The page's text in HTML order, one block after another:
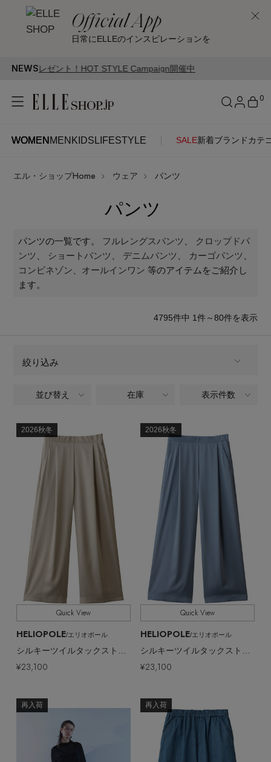
Official App
日常にELLEのインスピレーションを
NEWS
STYLE Campaign開催中
WOMEN MEN KIDS LIFESTYLE SALE新着ブランド カテ
0
WOMENMENKIDSLIFESTYLE
再入荷アイテム
ブランド
最旬！トレンドワード
【予約】新作ウェアをチェック
【Tシャツ】デイリーに活躍
【日傘】完全遮光・軽量傘
【サンダル】ビーサンの季節！
【リネン】涼しい夏素材
【CFCL】注目のPOP-UP
【レース】上品な透け感
【限定】ここでしか買えないアイテム
アイテム一覧
SALE
CATEGORY
すべてのウェア
パンツ
シューズ
すべてのシューズ
パンプス
スニーカー
バッグ・財布
すべてのバッグ・財布
カゴバッグ
ショルダーバッグ
ファッション小物
すべてのファッション小物
ストール・マフラー・ケープ
アクセサリー
すべてのアクセサリー
ランジェリー
新規会員登録
いち早くお届けします。
ご利用ガイド
カスタマーサポート
エル・ショップについて
お知らせ
よくあるご質問
エル・ショップHome ウェア パンツ
パンツ
パンツの一覧です。 フルレングスパンツ
クロップドパ
ンツ
ショートパンツ デニムパンツ カーゴパンツ
コンビネゾン、オールインワン 等のアイテムをご紹介し
ます。
4795件中 1件～80件を表示
絞り込み
商品タイプ ALL
BRAND 全てのブランド
CATEGORY ウェア,パンツ
全てのカラー
PATTERN 全てのパターン
全てのサイズ
販売状況 すべて
価格 全ての価格
並び替え 在庫 表示件数
2026秋冬
Quick View
HELIOPOLE/エリオポール
シルキーツイルタックストレートパンツ
¥23,100
2026秋冬
Quick View
HELIOPOLE/エリオポール
シルキーツイルタックストレートパンツ
¥23,100
再入荷 再入荷